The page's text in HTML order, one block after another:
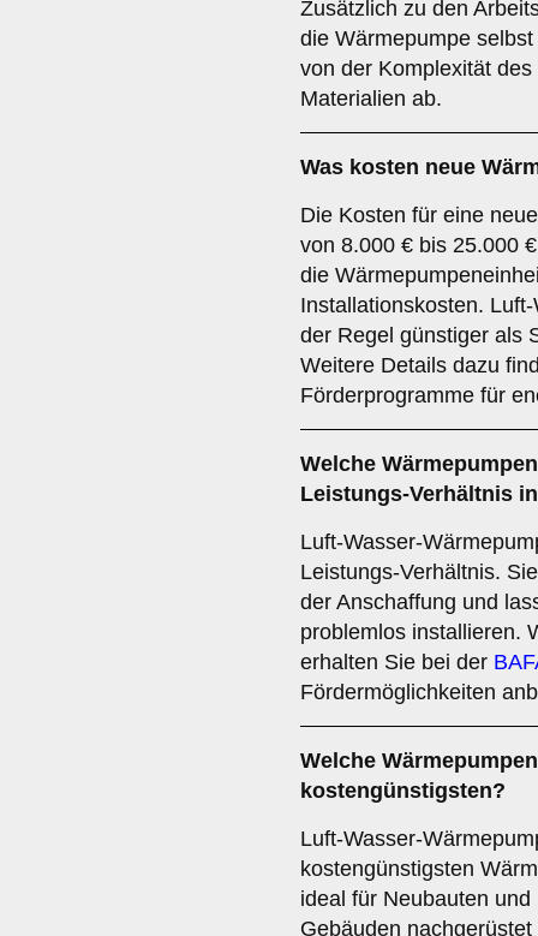
Zusätzlich zu den
die Wärmepumpe
von der Komplexität
Materialien ab.
Was kosten neue
Die Kosten für eine
von 8.000 € bis 25.000
die
Installationskosten.
der Regel günstiger als
Weitere Details dazu
Förderprogramme für
Welche
Leistungs-Verhältnis
Luft-Wasser-
Leistungs-Verhältnis.
der Anschaffung und
problemlos installieren.
erhalten Sie bei der
Fördermöglichkeiten
Welche
kostengünstigsten?
Luft-Wasser-
kostengünstigsten
ideal für Neubauten
Gebäuden nachgerüstet